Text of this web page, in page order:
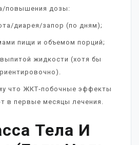
повышения дозы:
диарея/запор (по дням);
пищи и объемом порций;
жидкости (хотя бы
что ЖКТ‑побочные эффекты
в первые месяцы лечения.
Тела И